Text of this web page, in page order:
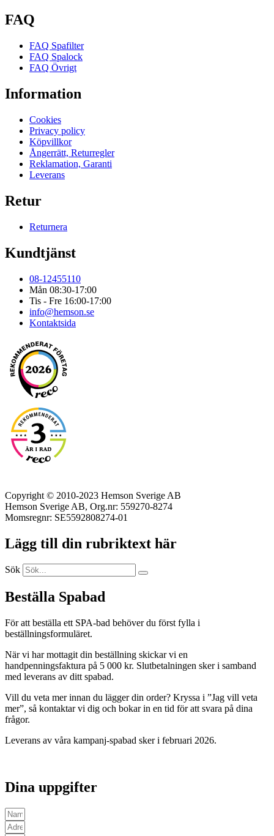
FAQ
FAQ Spafilter
FAQ Spalock
FAQ Övrigt
Information
Cookies
Privacy policy
Köpvillkor
Ångerrätt, Returregler
Reklamation, Garanti
Leverans
Retur
Returnera
Kundtjänst
08-12455110
Mån 08:30-17:00
Tis - Fre 16:00-17:00
info@hemson.se
Kontaktsida
Copyright © 2010-2023 Hemson Sverige AB
Hemson Sverige AB, Org.nr: 559270-8274
Momsregnr: SE5592808274-01
Lägg till din rubriktext här
Sök
Beställa Spabad
För att beställa ett SPA-bad behöver du först fylla i
beställningsformuläret.
När vi har mottagit din beställning skickar vi en
handpenningsfaktura på 5 000 kr. Slutbetalningen sker i samband
med leverans av ditt spabad.
Vill du veta mer innan du lägger din order? Kryssa i ”Jag vill veta
mer”, så kontaktar vi dig och bokar in en tid för att svara på dina
frågor.
Leverans av våra kampanj-spabad sker i februari 2026.
Dina uppgifter